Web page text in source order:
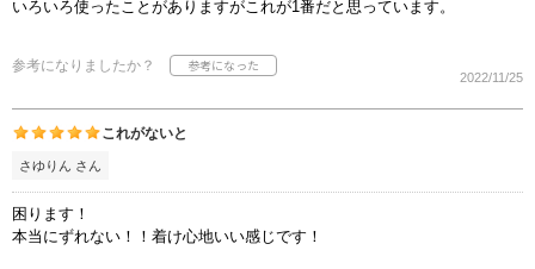
いろいろ使ったことがありますがこれが1番だと思っています。
参考になりましたか？
2022/11/25
これがないと
さゆりん さん
困ります！
本当にずれない！！着け心地いい感じです！